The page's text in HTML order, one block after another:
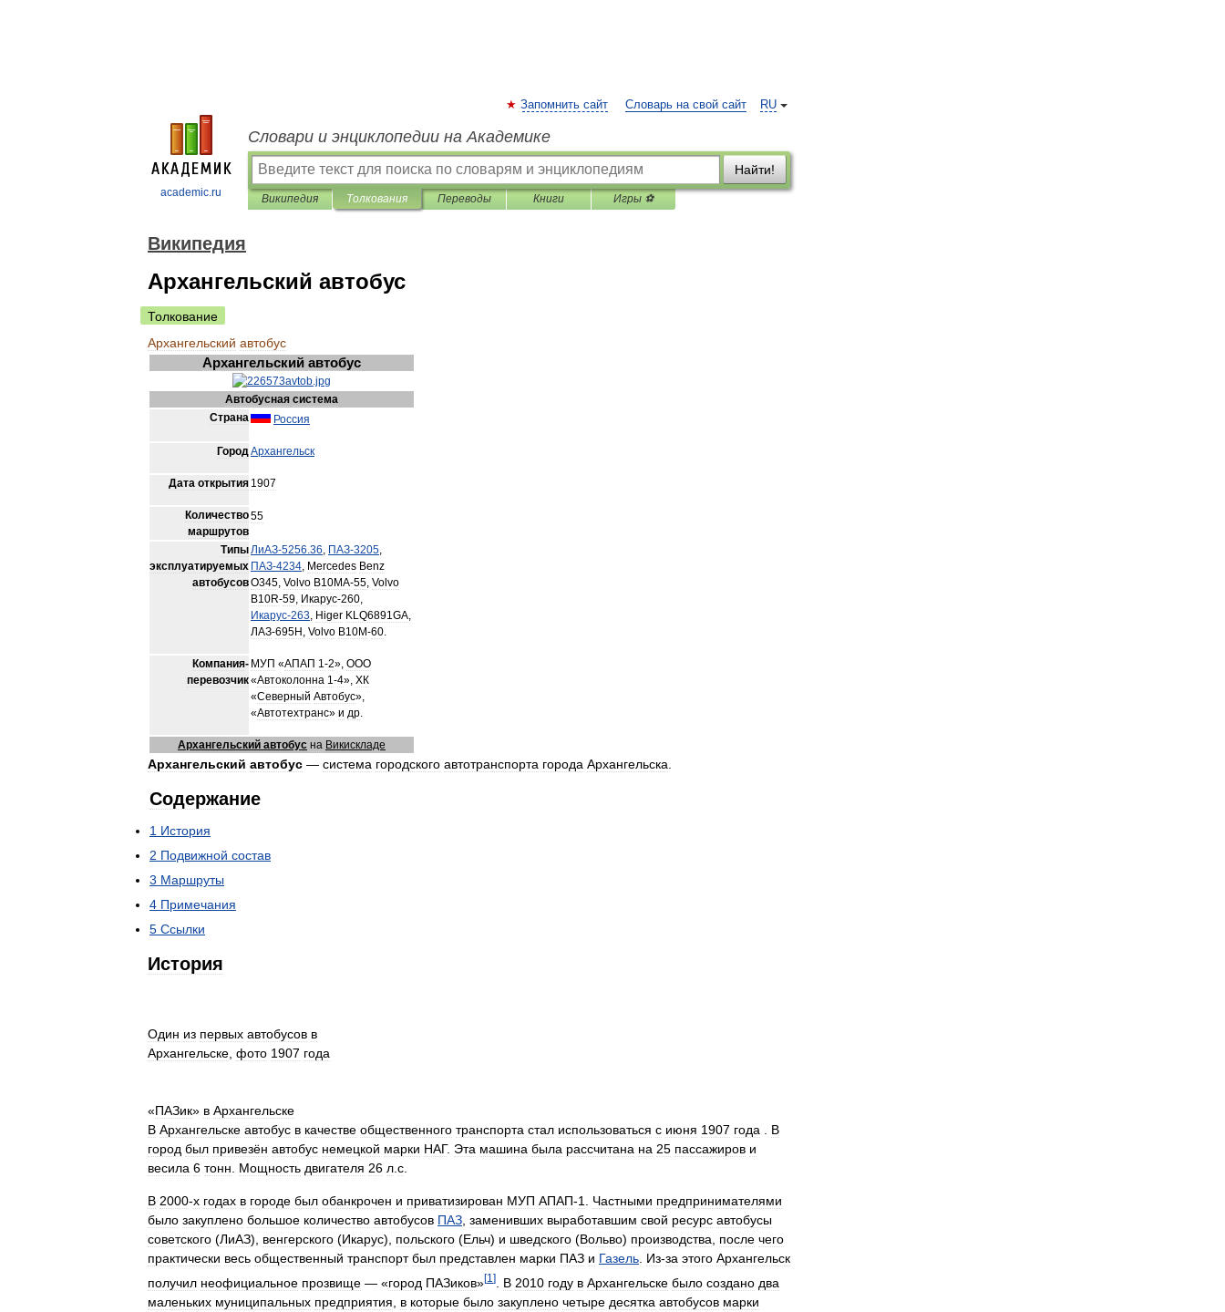
academic.ru
RU
Запомнить сайт Словарь на свой сайт
Словари и энциклопедии на Академике
Найти!
Википедия Толкования Переводы Книги Игры ⚽
Википедия
Архангельский автобус
Толкование
Архангельский автобус
Архангельский автобус
Автобусная система
Страна
Россия
ГородАрхангельск
Дата открытия 1907
Количество
маршрутов
55
Типы
эксплуатируемых
автобусов
ЛиАЗ-5256.36, ПАЗ-3205,
ПАЗ-4234, Mercedes Benz
O345, Volvo B10MA-55, Volvo
B10R-59, Икарус-260,
Икарус-263, Higer KLQ6891GA,
ЛАЗ-695Н , Volvo B10M-60.
Компания-
перевозчик
МУП «АПАП 1-2», ООО
«Автоколонна 1-4», ХК
«Северный Автобус»,
«Автотехтранс» и др.
Архангельский автобус на Викискладе
Архангельский автобус — система городского автотранспорта города Архангельска
Содержание
1 История
2 Подвижной состав
3 Маршруты
4 Примечания
5 Ссылки
История
Один из первых автобусов в
Архангельске фото 1907 года
«ПАЗик» в Архангельске
В Архангельске автобус в качестве общественного транспорта стал использоваться с июня 1907 года
В
город был привезён автобус немецкой марки НАГ. Эта машина была рассчитана на 25 пассажиров и
весила 6 тонн Мощность двигателя 26 л с
В 2000-х годах в городе был обанкрочен и приватизирован МУП АПАП-1 Частными предпринимателями
было закуплено большое количество автобуcов ПАЗ заменивших выработавшим свой ресурс автобусы
советского (ЛиАЗ), венгерского (Икарус), польского (Ельч) и шведского (Вольво) производства после чего
практически весь общественный транспорт был представлен марки ПАЗ и Газель Из-за этого Архангельск
получил неофициальное прозвище — «город ПАЗиков»[1 ] В 2010 году в Архангельске было создано два
маленьких муниципальных предприятия в которые было закуплено четыре десятка автобусов марки